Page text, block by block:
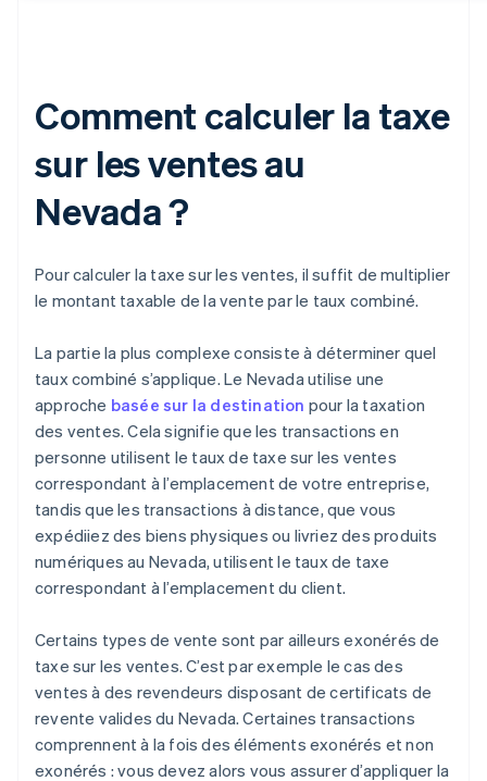
Comment calculer la taxe
sur les ventes au
Nevada ?
Pour calculer la taxe sur les ventes, il suffit de multiplier
le montant taxable de la vente par le taux combiné.
La partie la plus complexe consiste à déterminer quel
taux combiné s’applique. Le Nevada utilise une
approche basée sur la destination pour la taxation
des ventes. Cela signifie que les transactions en
personne utilisent le taux de taxe sur les ventes
correspondant à l’emplacement de votre entreprise,
tandis que les transactions à distance, que vous
expédiiez des biens physiques ou livriez des produits
numériques au Nevada, utilisent le taux de taxe
correspondant à l’emplacement du client.
Certains types de vente sont par ailleurs exonérés de
taxe sur les ventes. C’est par exemple le cas des
ventes à des revendeurs disposant de certificats de
revente valides du Nevada. Certaines transactions
comprennent à la fois des éléments exonérés et non
exonérés : vous devez alors vous assurer d’appliquer la